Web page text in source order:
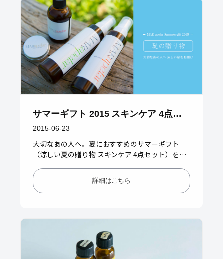
サマーギフト 2015 スキンケア 4点セ
ット
2015-06-23
大切なあの人へ。夏におすすめのサマーギフト
（涼しい夏の贈り物 スキンケア 4点セット）をご
物を、ミネラルたっぷり…
詳細はこちら